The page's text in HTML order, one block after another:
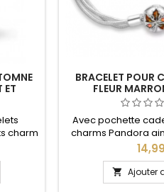
ET
charm
fête
BRACELET POUR
FLEUR
Avec pochette
charms Pandora
de notre site idéal
Valentin,
mariage Plusieurs
18, 19, 20 cm Pour
Prix
 Ajouter